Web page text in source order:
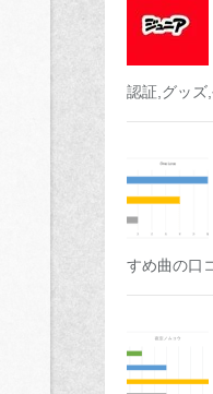
認証,グッズ
すめ曲の口